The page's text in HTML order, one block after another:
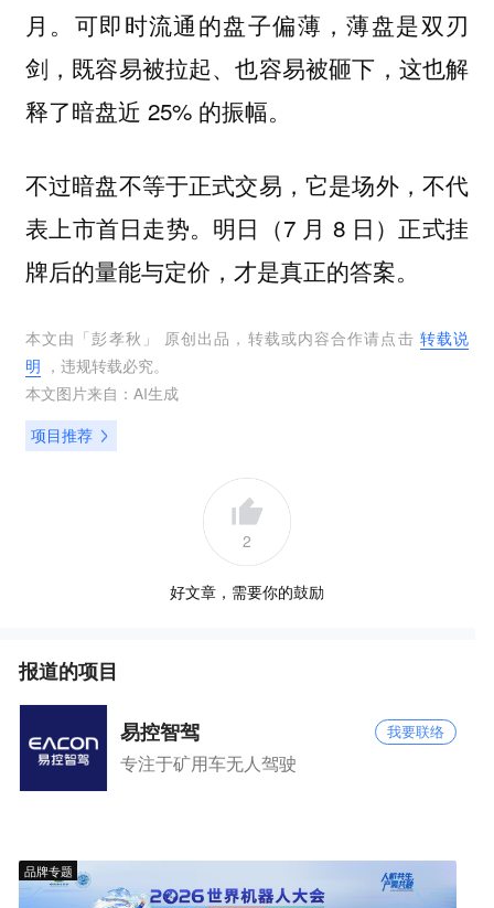
月。可即时流通的盘子偏薄，薄盘是双刃
剑，既容易被拉起、也容易被砸下，这也解
释了暗盘近 25% 的振幅。
不过暗盘不等于正式交易，它是场外，不代
表上市首日走势。明日（7 月 8 日）正式挂
牌后的量能与定价，才是真正的答案。
本文由「彭孝秋 」 原创出品，转载或内容合作请点击 转载说
明 ，违规转载必究。
本文图片来自： AI生成
项目推荐
2
好文章，需要你的鼓励
报道的项目
易控智驾 我要联络
专注于矿用车无人驾驶
品牌专题